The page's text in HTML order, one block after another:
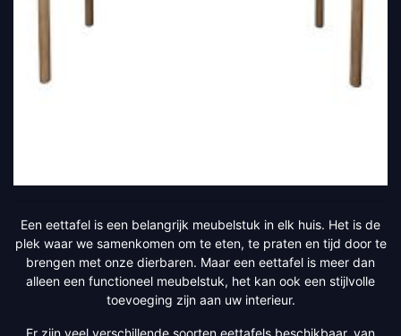
Een eettafel is een belangrijk meubelstuk in elk huis. Het is de
plek waar we samenkomen om te eten, te praten en tijd door te
brengen met onze dierbaren. Maar een eettafel is meer dan
alleen een functioneel meubelstuk, het kan ook een stijlvolle
toevoeging zijn aan uw interieur.
Er zijn veel verschillende soorten eettafels beschikbaar, van